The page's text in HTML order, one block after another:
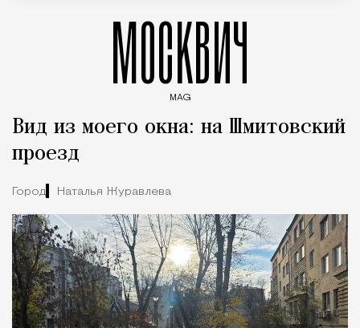
МОСКВИЧ
MAG
Вид из моего окна: на Шмитовский
проезд
Город Наталья Журавлева